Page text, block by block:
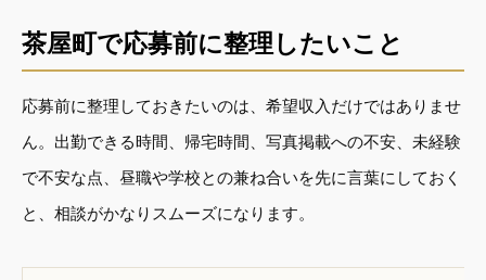
茶屋町で応募前に整理したいこと
応募前に整理しておきたいのは、希望収入だけではありませ
ん。出勤できる時間、帰宅時間、写真掲載への不安、未経験
で不安な点、昼職や学校との兼ね合いを先に言葉にしておく
と、相談がかなりスムーズになります。